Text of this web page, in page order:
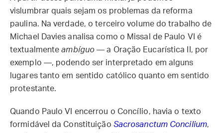
vislumbrar quais sejam os problemas da reforma
paulina. Na verdade, o terceiro volume do trabalho de
Michael Davies analisa como o Missal de Paulo VI é
textualmenteambíguo — a Oração Eucarística II, por
exemplo —, podendo ser interpretado em alguns
lugares tanto em sentido católico quanto em sentido
protestante.
Quando Paulo VI encerrou o Concílio, havia o texto
formidável da Constituição Sacrosanctum Concilium,